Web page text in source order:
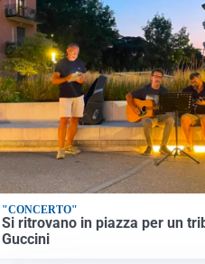
"CONCERTO"
Si ritrovano in piazza per un
Guccini